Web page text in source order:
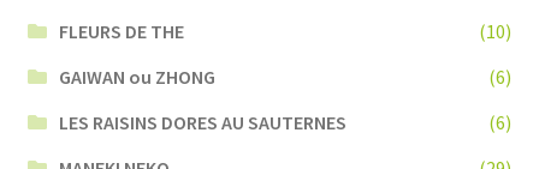
FLEURS DE THE
(10)
GAIWAN ou ZHONG
(6)
LES RAISINS DORES AU SAUTERNES
(6)